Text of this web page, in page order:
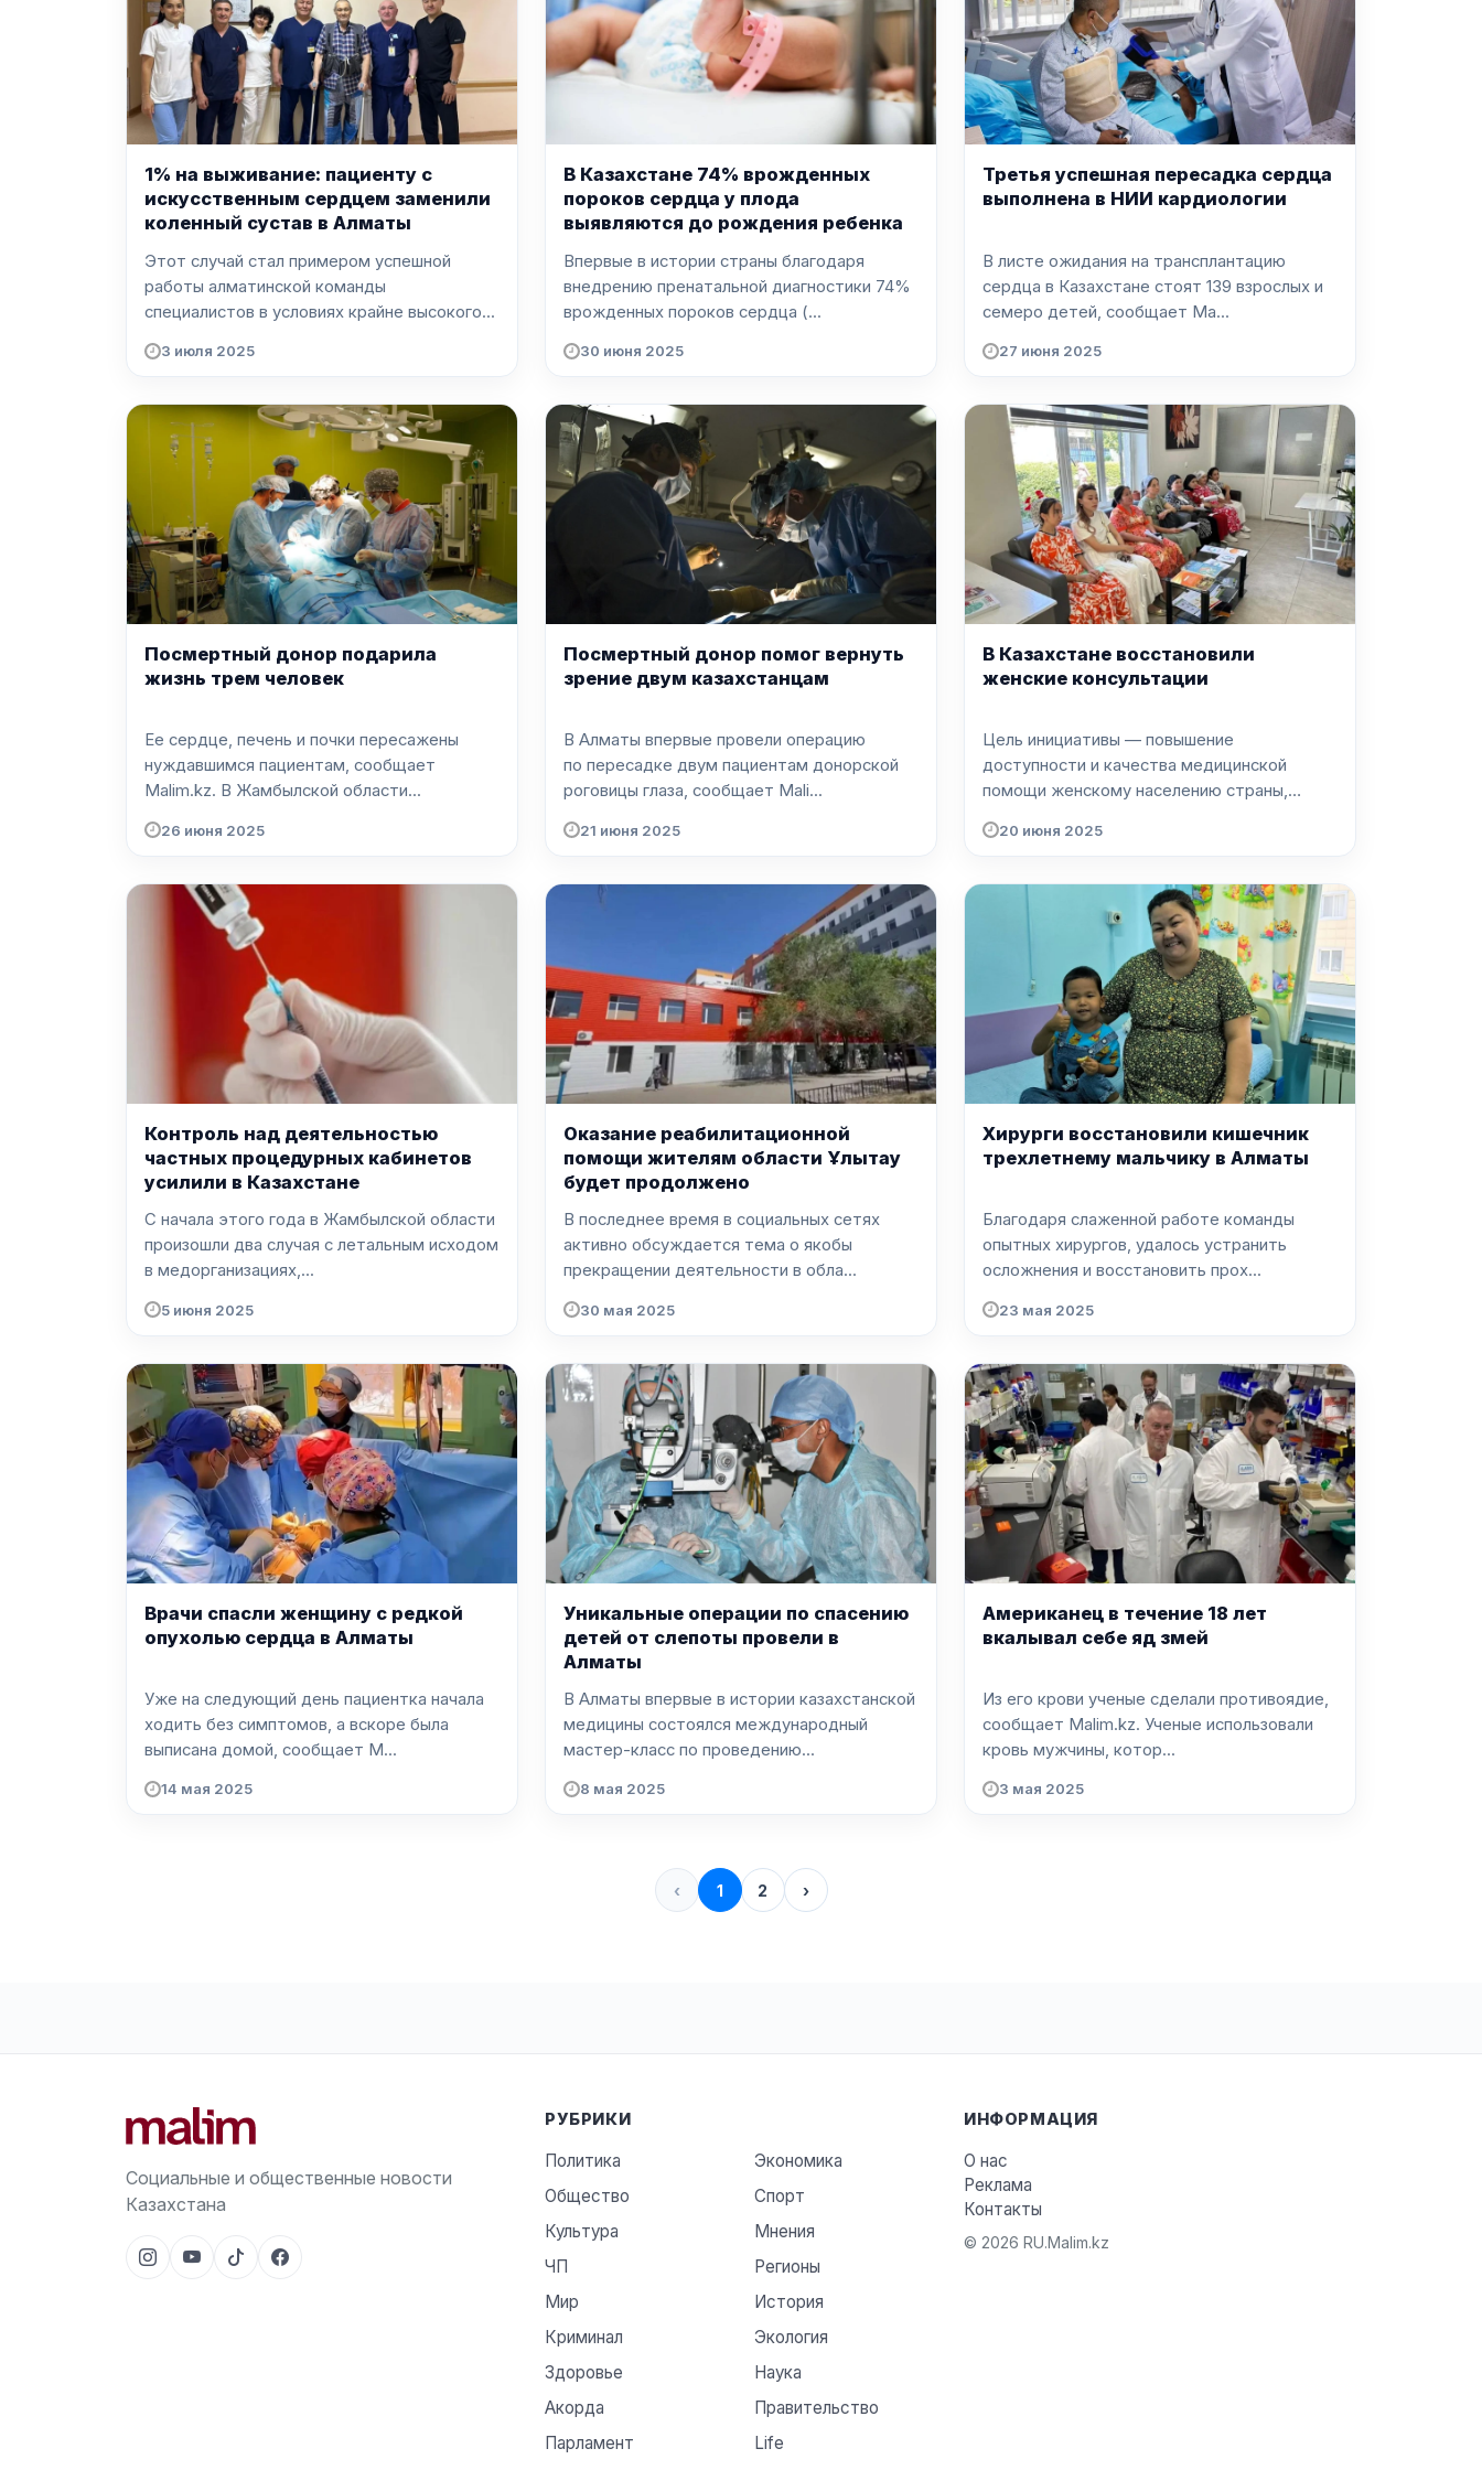
1% на выживание: пациенту с
искусственным сердцем заменили
коленный сустав в Алматы
Этот случай стал примером успешной
работы алматинской команды
специалистов в условиях крайне высокого...
3 июля 2025
В Казахстане 74% врожденных
пороков сердца у плода
выявляются до рождения ребенка
Впервые в истории страны благодаря
внедрению пренатальной диагностики 74%
врожденных пороков сердца (...
30 июня 2025
Третья успешная пересадка сердца
выполнена в НИИ кардиологии
В листе ожидания на трансплантацию
сердца в Казахстане стоят 139 взрослых и
семеро детей, сообщает Ma...
27 июня 2025
Посмертный донор подарила
жизнь трем человек
Ее сердце, печень и почки пересажены
нуждавшимся пациентам, сообщает
Malim.kz. В Жамбылской области...
26 июня 2025
Посмертный донор помог вернуть
зрение двум казахстанцам
В Алматы впервые провели операцию
по пересадке двум пациентам донорской
роговицы глаза, сообщает Mali...
21 июня 2025
В Казахстане восстановили
женские консультации
Цель инициативы — повышение
доступности и качества медицинской
помощи женскому населению страны,
20 июня 2025
Контроль над деятельностью
частных процедурных кабинетов
усилили в Казахстане
С начала этого года в Жамбылской области
произошли два случая с летальным исходом
в медорганизациях,...
5 июня 2025
Оказание реабилитационной
помощи жителям области Ұлытау
будет продолжено
В последнее время в социальных сетях
активно обсуждается тема о якобы
прекращении деятельности в обла...
30 мая 2025
Хирурги восстановили кишечник
трехлетнему мальчику в Алматы
Благодаря слаженной работе команды
опытных хирургов, удалось устранить
осложнения и восстановить прох...
23 мая 2025
Врачи спасли женщину с редкой
опухолью сердца в Алматы
Уже на следующий день пациентка начала
ходить без симптомов, а вскоре была
выписана домой, сообщает M...
14 мая 2025
Уникальные операции по спасению
детей от слепоты провели в
Алматы
В Алматы впервые в истории казахстанской
медицины состоялся международный
мастер-класс по проведению...
8 мая 2025
Американец в течение 18 лет
вкалывал себе яд змей
Из его крови ученые сделали противоядие,
сообщает Malim.kz. Ученые использовали
кровь мужчины, котор...
3 мая 2025
‹ 1 2 ›
Социальные и общественные новости
Казахстана
РУБРИКИ
Политика
Экономика
Общество
Спорт
Культура
Мнения
ЧП
Регионы
Мир
История
Криминал
Экология
Здоровье
Наука
Акорда
Правительство
Парламент
Life
ИНФОРМАЦИЯ
О нас
Реклама
Контакты
© 2026 RU.Malim.kz